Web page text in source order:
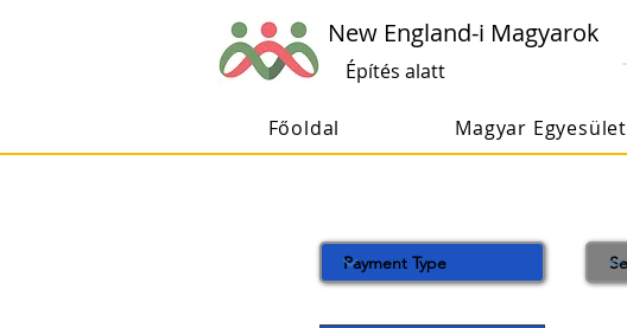
New England-i Magyarok
Építés alatt
Főoldal Magyar Egyesület